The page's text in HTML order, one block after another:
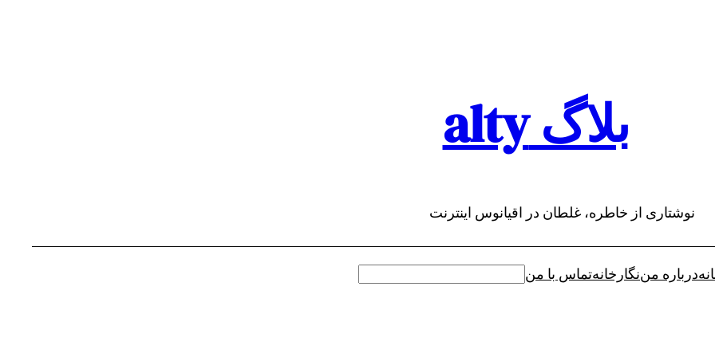
بلاگ alty
نوشتاری از خاطره، غلطان در اقیانوس اینترنت
درباره مننگارخانهتماس با من